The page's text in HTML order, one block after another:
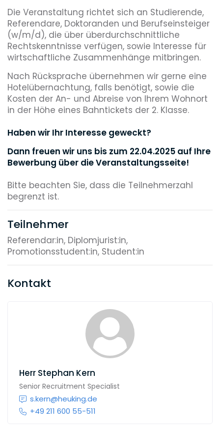
Die Veranstaltung richtet sich an Studierende,
Referendare, Doktoranden und Berufseinsteiger
(w/m/d), die über überdurchschnittliche
Rechtskenntnisse verfügen, sowie Interesse für
wirtschaftliche Zusammenhänge mitbringen.
Nach Rücksprache übernehmen wir gerne eine
Hotelübernachtung, falls benötigt, sowie die
Kosten der An- und Abreise von Ihrem Wohnort
in der Höhe eines Bahntickets der 2. Klasse.
Haben wir Ihr Interesse geweckt?
Dann freuen wir uns bis zum 22.04.2025 auf Ihre
Bewerbung über die Veranstaltungsseite!
Bitte beachten Sie, dass die Teilnehmerzahl
begrenzt ist.
Teilnehmer
Referendar:in, Diplomjurist:in,
Promotionsstudent:in, Student:in
Kontakt
Herr Stephan Kern
Senior Recruitment Specialist
s.kern@heuking.de
+49 211 600 55-511